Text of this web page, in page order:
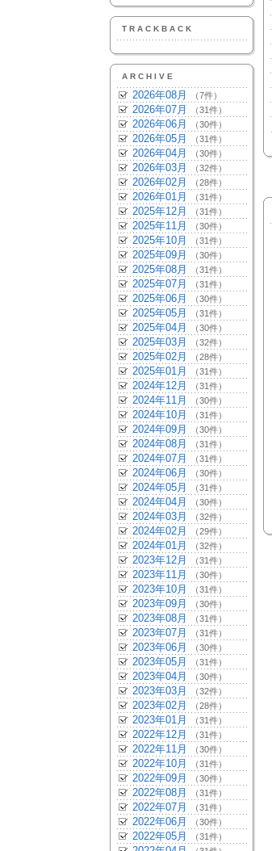
TRACKBACK
ARCHIVE
2026年08月 （7件）
2026年07月 （31件）
2026年06月 （30件）
2026年05月 （31件）
2026年04月 （30件）
2026年03月 （32件）
2026年02月 （28件）
2026年01月 （31件）
2025年12月 （31件）
2025年11月 （30件）
2025年10月 （31件）
2025年09月 （30件）
2025年08月 （31件）
2025年07月 （31件）
2025年06月 （30件）
2025年05月 （31件）
2025年04月 （30件）
2025年03月 （32件）
2025年02月 （28件）
2025年01月 （31件）
2024年12月 （31件）
2024年11月 （30件）
2024年10月 （31件）
2024年09月 （30件）
2024年08月 （31件）
2024年07月 （31件）
2024年06月 （30件）
2024年05月 （31件）
2024年04月 （30件）
2024年03月 （32件）
2024年02月 （29件）
2024年01月 （32件）
2023年12月 （31件）
2023年11月 （30件）
2023年10月 （31件）
2023年09月 （30件）
2023年08月 （31件）
2023年07月 （31件）
2023年06月 （30件）
2023年05月 （31件）
2023年04月 （30件）
2023年03月 （32件）
2023年02月 （28件）
2023年01月 （31件）
2022年12月 （31件）
2022年11月 （30件）
2022年10月 （31件）
2022年09月 （30件）
2022年08月 （31件）
2022年07月 （31件）
2022年06月 （30件）
2022年05月 （31件）